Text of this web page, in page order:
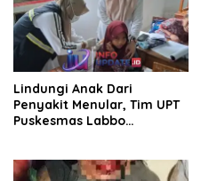
Lindungi Anak Dari
Penyakit Menular, Tim UPT
Puskesmas Labbo